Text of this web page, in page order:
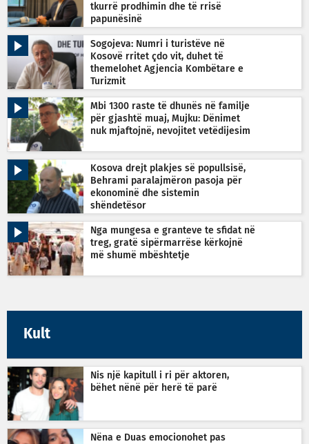
tkurrë prodhimin dhe të rrisë
papunësinë
Sogojeva: Numri i turistëve në
Kosovë rritet çdo vit, duhet të
themelohet Agjencia Kombëtare e
Turizmit
Mbi 1300 raste të dhunës në familje
për gjashtë muaj, Mujku: Dënimet
nuk mjaftojnë, nevojitet vetëdijesim
Kosova drejt plakjes së popullsisë,
Behrami paralajmëron pasoja për
ekonominë dhe sistemin
shëndetësor
Nga mungesa e granteve te sfidat në
treg, gratë sipërmarrëse kërkojnë
më shumë mbështetje
Kult
Nis një kapitull i ri për aktoren,
bëhet nënë për herë të parë
Nëna e Duas emocionohet pas